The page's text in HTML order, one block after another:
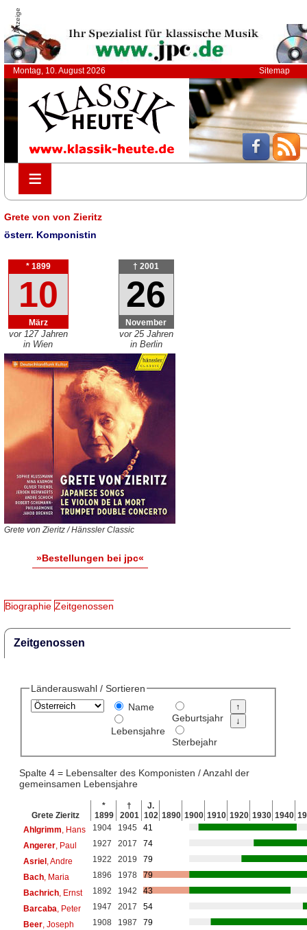
Anzeige
Montag, 10. August 2026 Sitemap
≡
≡
Grete von von Zieritz
österr. Komponistin
* 1899
10
März
vor 127 Jahren
in Wien
† 2001
26
November
vor 25 Jahren
in Berlin
Grete von Zieritz / Hänssler Classic
»Bestellungen bei jpc«
Biographie Zeitgenossen
Zeitgenossen
Länderauswahl / Sortieren
Name
Lebensjahre
Geburtsjahr
Sterbejahr
Spalte 4 = Lebensalter des Komponisten / Anzahl der
gemeinsamen Lebensjahre
Grete Zieritz
*
1899
†
2001
J.
102 1890 1900 1910 1920 1930 1940
Ahlgrimm , Hans 1904 1945
41
Angerer, Paul 1927 2017
74
Asriel, Andre 1922 2019
79
Bach, Maria 1896 1978
79
Bachrich, Ernst 1892 1942
43
Barcaba , Peter 1947 2017
54
Beer, Joseph 1908 1987
79